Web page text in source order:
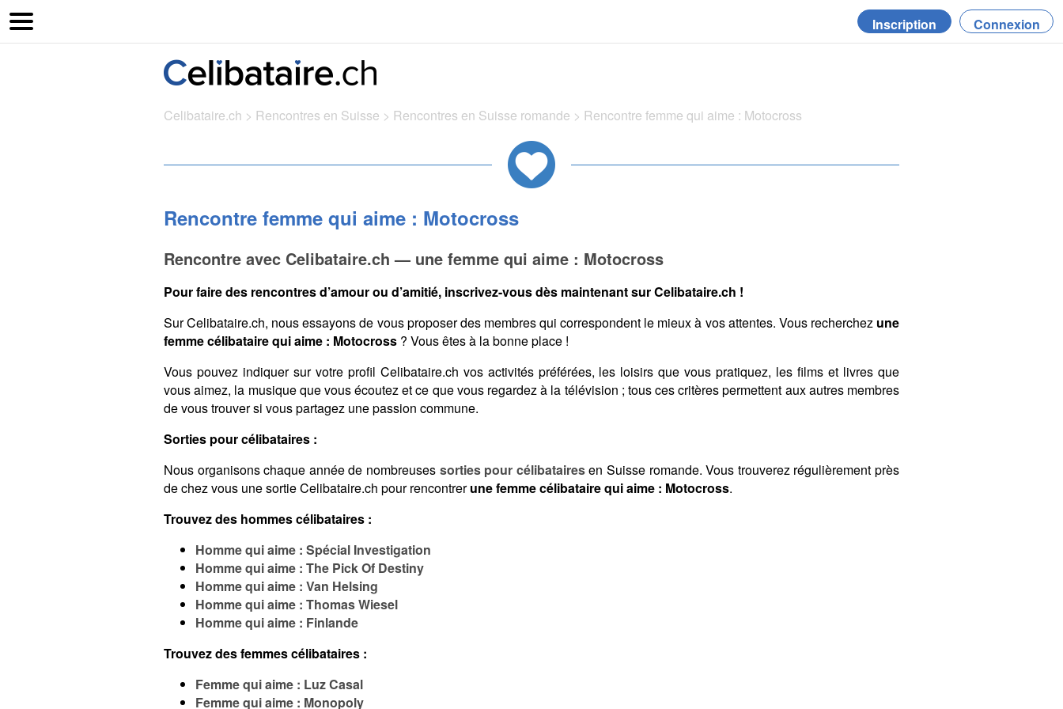
Inscription Connexion
Celibataire.ch > Rencontres en Suisse > Rencontres en Suisse romande > Rencontre femme qui aime : Motocross
Rencontre femme qui aime : Motocross
Rencontre avec Celibataire.ch — une femme qui aime : Motocross
Pour faire des rencontres d’amour ou d’amitié, inscrivez-vous dès maintenant sur Celibataire.ch !
Sur Celibataire.ch, nous essayons de vous proposer des membres qui correspondent le mieux à vos attentes. Vous recherchez une
femme célibataire qui aime : Motocross ? Vous êtes à la bonne place !
Vous pouvez indiquer sur votre profil Celibataire.ch vos activités préférées, les loisirs que vous pratiquez, les films et livres que
vous aimez, la musique que vous écoutez et ce que vous regardez à la télévision ; tous ces critères permettent aux autres membres
de vous trouver si vous partagez une passion commune.
Sorties pour célibataires :
Nous organisons chaque année de nombreuses sorties pour célibatairesen Suisse romande. Vous trouverez régulièrement près
de chez vous une sortie Celibataire.ch pour rencontrerune femme célibataire qui aime : Motocross.
Trouvez des hommes célibataires :
Homme qui aime : Spécial Investigation
Homme qui aime : The Pick Of Destiny
Homme qui aime : Van Helsing
Homme qui aime : Thomas Wiesel
Homme qui aime : Finlande
Trouvez des femmes célibataires :
Femme qui aime : Luz Casal
Femme qui aime : Monopoly